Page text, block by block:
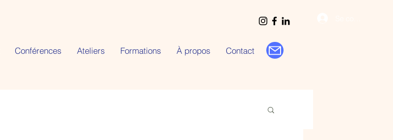
Conférences Ateliers Formations À propos Contact